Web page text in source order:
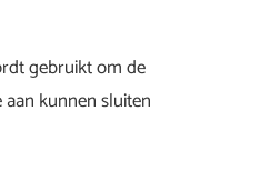
gebruikt om de
kunnen sluiten